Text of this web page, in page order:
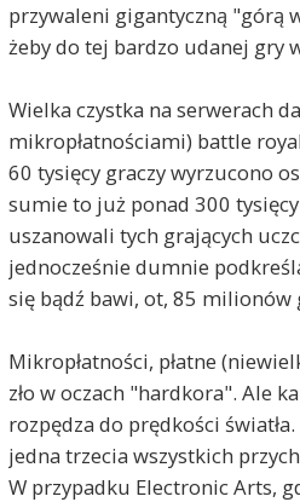
przywaleni gigantyczną "górą
żeby do tej bardzo udanej gry
Wielka czystka na serwerach
mikropłatnościami) battle
60 tysięcy graczy wyrzucono
sumie to już ponad 300
uszanowali tych grających
jednocześnie dumnie
się bądź bawi, ot, 85 milionów
Mikropłatności, płatne
zło w oczach "hardkora". Ale
rozpędza do prędkości
jedna trzecia wszystkich
W przypadku Electronic Arts,